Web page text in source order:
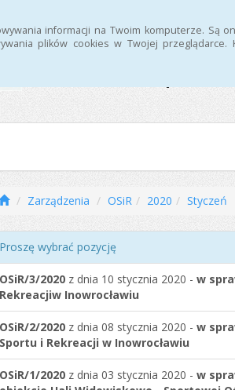
informacji na Twoim komputerze. Są
plików cookies w Twojej
Zarządzenia OSiR 2020 Styczeń
Proszę wybrać pozycję
OSiR/3/2020z dnia 10 stycznia 2020 - w
Rekreacjiw Inowrocławiu
OSiR/2/2020z dnia 08 stycznia 2020 - w
Sportu i Rekreacji w Inowrocławiu
OSiR/1/2020z dnia 03 stycznia 2020 - w